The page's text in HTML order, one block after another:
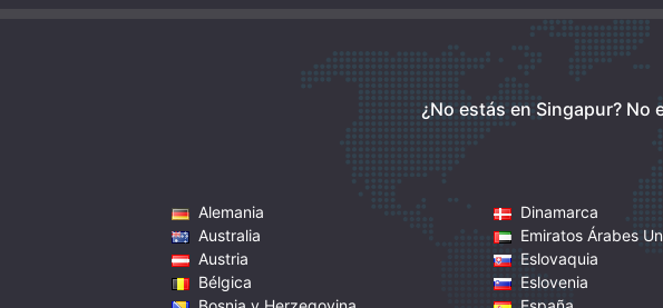
¿No estás en Singapur? No
Alemania
Australia
Austria
Bélgica
Dinamarca
Emiratos Árabes
Eslovaquia
Eslovenia